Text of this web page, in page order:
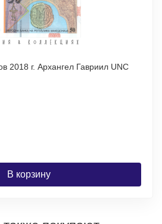
2018 г. Архангел Гавриил UNC
В корзину